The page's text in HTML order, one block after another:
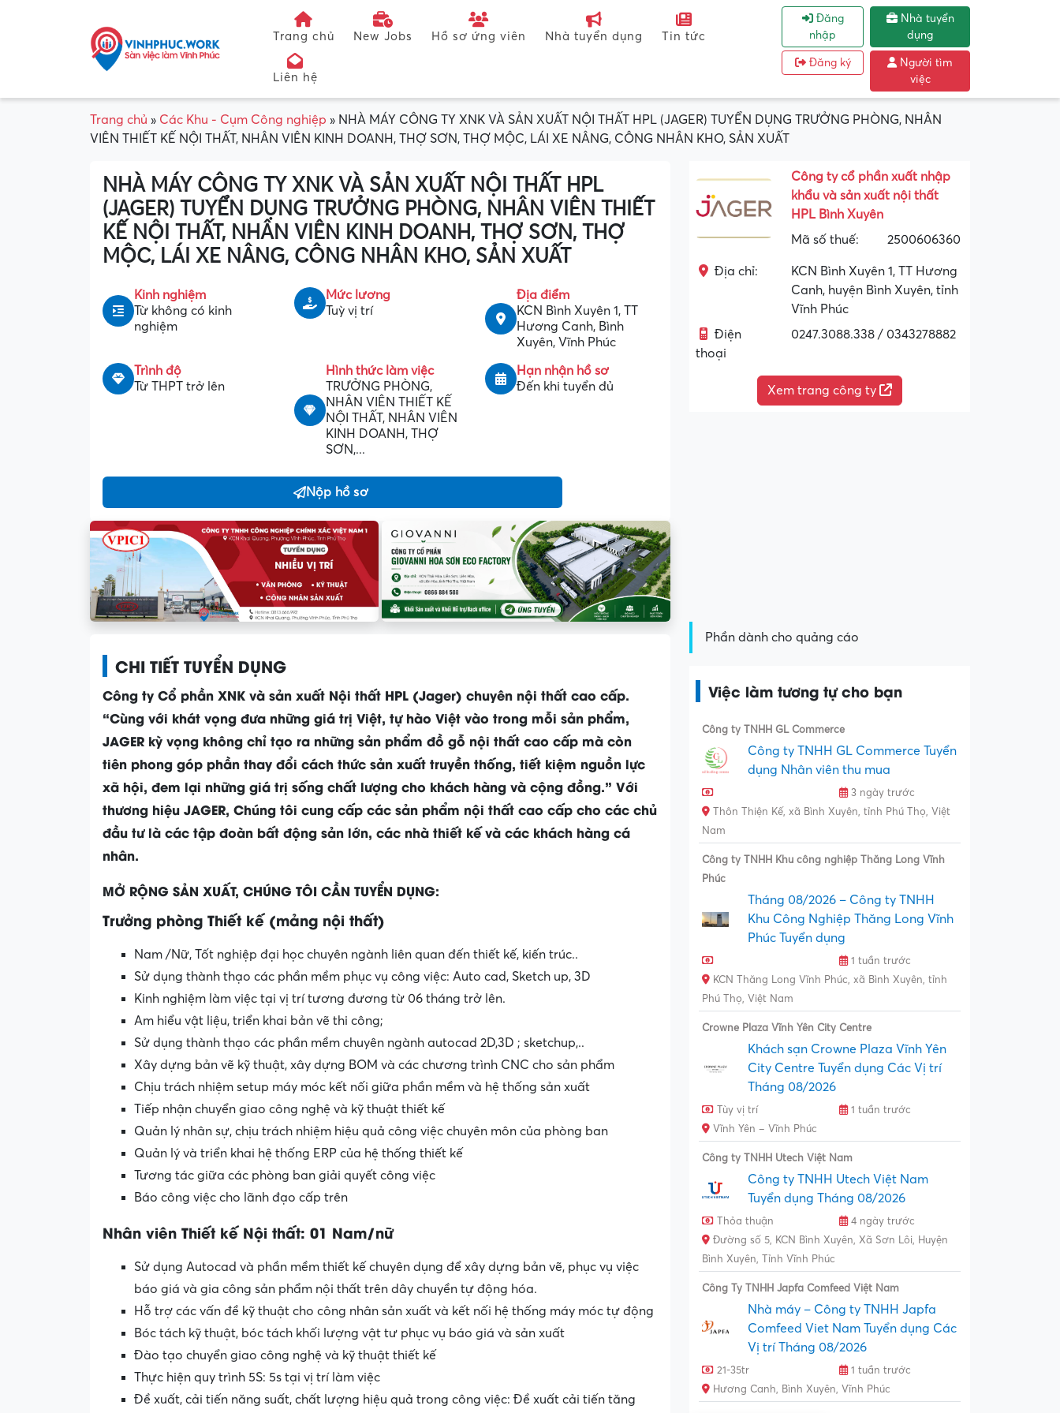
Trang chủ New Jobs Hồ sơ ứng viên Nhà tuyển dụng Tin tức
Liên hệ
Đăng
nhập
Đăng ký
Nhà tuyển
dụng
Người tìm
việc
Trang chủ » Các Khu - Cụm Công nghiệp » NHÀ MÁY CÔNG TY XNK VÀ SẢN XUẤT NỘI THẤT HPL (JAGER) TUYỂN DỤNG TRƯỞNG PHÒNG, NHÂN
VIÊN THIẾT KẾ NỘI THẤT, NHÂN VIÊN KINH DOANH, THỢ SƠN, THỢ MỘC, LÁI XE NÂNG, CÔNG NHÂN KHO, SẢN XUẤT
NHÀ MÁY CÔNG TY XNK VÀ SẢN XUẤT NỘI THẤT HPL
(JAGER) TUYỂN DỤNG TRƯỞNG PHÒNG, NHÂN VIÊN THIẾT
KẾ NỘI THẤT, NHÂN VIÊN KINH DOANH, THỢ SƠN, THỢ
MỘC, LÁI XE NÂNG, CÔNG NHÂN KHO, SẢN XUẤT
Kinh nghiệm
Từ không có kinh
nghiệm
Mức lương
Tuỳ vị trí
Địa điểm
KCN Bình Xuyên 1, TT
Hương Canh, Bình
Xuyên, Vĩnh Phúc
Trình độ
Từ THPT trở lên
Hình thức làm việc
TRƯỞNG PHÒNG,
NHÂN VIÊN THIẾT KẾ
NỘI THẤT, NHÂN VIÊN
KINH DOANH, THỢ
SƠN,...
Hạn nhận hồ sơ
Đến khi tuyển đủ
Nộp hồ sơ
Công ty cổ phần xuất nhập
khẩu và sản xuất nội thất
HPL Bình Xuyên
Mã số thuế:
2500606360
Địa chỉ:
KCN Bình Xuyên 1, TT Hương
Canh, huyện Bình Xuyên, tỉnh
Vĩnh Phúc
Điện
thoại
0247.3088.338 / 0343278882
Xem trang công ty
CHI TIẾT TUYỂN DỤNG
Công ty Cổ phần XNK và sản xuất Nội thất HPL (Jager) chuyên nội thất cao cấp.
“Cùng với khát vọng đưa những giá trị Việt, tự hào Việt vào trong mỗi sản phẩm,
JAGER kỳ vọng không chỉ tạo ra những sản phẩm đồ gỗ nội thất cao cấp mà còn
tiên phong góp phần thay đổi cách thức sản xuất truyền thống, tiết kiệm nguồn lực
xã hội, đem lại những giá trị sống chất lượng cho khách hàng và cộng đồng.” Với
thương hiệu JAGER, Chúng tôi cung cấp các sản phẩm nội thất cao cấp cho các chủ
đầu tư là các tập đoàn bất động sản lớn, các nhà thiết kế và các khách hàng cá
nhân.
MỞ RỘNG SẢN XUẤT, CHÚNG TÔI CẦN TUYỂN DỤNG:
Trưởng phòng Thiết kế (mảng nội thất)
Nam /Nữ, Tốt nghiệp đại học chuyên ngành liên quan đến thiết kế, kiến trúc..
Sử dụng thành thạo các phần mềm phục vụ công việc: Auto cad, Sketch up, 3D
Kinh nghiệm làm việc tại vị trí tương đương từ 06 tháng trở lên.
Am hiểu vật liệu, triển khai bản vẽ thi công;
Sử dụng thành thạo các phần mềm chuyên ngành autocad 2D,3D ; sketchup,..
Xây dựng bản vẽ kỹ thuật, xây dựng BOM và các chương trình CNC cho sản phẩm
Chịu trách nhiệm setup máy móc kết nối giữa phần mềm và hệ thống sản xuất
Tiếp nhận chuyển giao công nghệ và kỹ thuật thiết kế
Quản lý nhân sự, chịu trách nhiệm hiệu quả công việc chuyên môn của phòng ban
Quản lý và triển khai hệ thống ERP của hệ thống thiết kế
Tương tác giữa các phòng ban giải quyết công việc
Báo công việc cho lãnh đạo cấp trên
Nhân viên Thiết kế Nội thất: 01 Nam/nữ
Sử dụng Autocad và phần mềm thiết kế chuyên dụng để xây dựng bản vẽ, phục vụ việc
báo giá và gia công sản phẩm nội thất trên dây chuyền tự động hóa.
Hỗ trợ các vấn đề kỹ thuật cho công nhân sản xuất và kết nối hệ thống máy móc tự động
Bóc tách kỹ thuật, bóc tách khối lượng vật tư phục vụ báo giá và sản xuất
Đào tạo chuyển giao công nghệ và kỹ thuật thiết kế
Thực hiện quy trình 5S: 5s tại vị trí làm việc
Đề xuất, cải tiến năng suất, chất lượng hiệu quả trong công việc: Đề xuất cải tiến tăng
Phần dành cho quảng cáo
Việc làm tương tự cho bạn
Công ty TNHH GL Commerce
Công ty TNHH GL Commerce Tuyển
dụng Nhân viên thu mua
3 ngày trước
Thôn Thiện Kế, xã Bình Xuyên, tỉnh Phú Thọ, Việt
Nam
Công ty TNHH Khu công nghiệp Thăng Long Vĩnh
Phúc
Tháng 08/2026 – Công ty TNHH
Khu Công Nghiệp Thăng Long Vĩnh
Phúc Tuyển dụng
1 tuần trước
KCN Thăng Long Vĩnh Phúc, xã Bình Xuyên, tỉnh
Phú Thọ, Việt Nam
Crowne Plaza Vĩnh Yên City Centre
Khách sạn Crowne Plaza Vĩnh Yên
City Centre Tuyển dụng Các Vị trí
Tháng 08/2026
Tùy vị trí
1 tuần trước
Vĩnh Yên – Vĩnh Phúc
Công ty TNHH Utech Việt Nam
Công ty TNHH Utech Việt Nam
Tuyển dụng Tháng 08/2026
Thỏa thuận
4 ngày trước
Đường số 5, KCN Bình Xuyên, Xã Sơn Lôi, Huyện
Bình Xuyên, Tỉnh Vĩnh Phúc
Công Ty TNHH Japfa Comfeed Việt Nam
Nhà máy – Công ty TNHH Japfa
Comfeed Viet Nam Tuyển dụng Các
Vị trí Tháng 08/2026
21-35tr
1 tuần trước
Hương Canh, Bình Xuyên, Vĩnh Phúc